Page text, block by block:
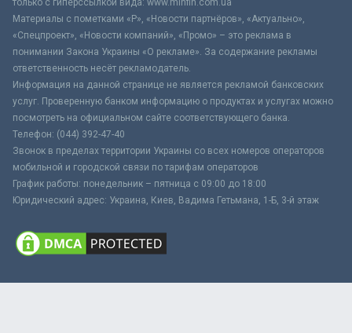
Материалы с пометками «Р», «Новости партнёров», «Актуально»,
«Спецпроект», «Новости компаний», «Промо» – это реклама в
понимании Закона Украины «О рекламе». За содержание рекламы
ответственность несёт рекламодатель.
Информация на данной странице не является рекламой банковских
услуг. Проверенную банком информацию о продуктах и услугах можно
посмотреть на официальном сайте соответствующего банка.
Телефон: (044) 392-47-40
Звонок в пределах территории Украины со всех номеров операторов
мобильной и городской связи по тарифам операторов
График работы: понедельник – пятница с 09:00 до 18:00
Юридический адрес: Украина, Киев, Вадима Гетьмана, 1-Б, 3-й этаж